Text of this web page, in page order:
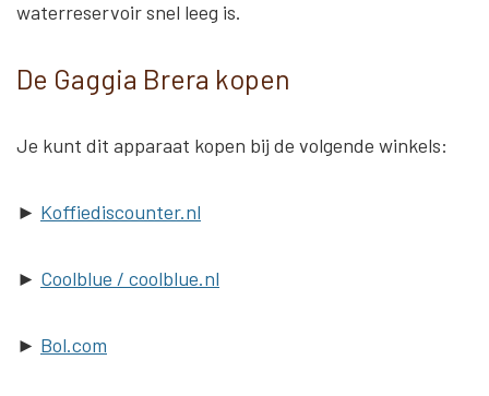
waterreservoir snel leeg is.
De Gaggia Brera kopen
Je kunt dit apparaat kopen bij de volgende winkels:
► Koffiediscounter.nl
► Coolblue / coolblue.nl
► Bol.com